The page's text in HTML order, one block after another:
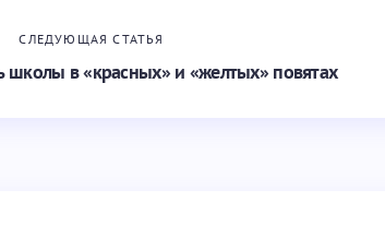
СЛЕДУЮЩАЯ СТАТЬЯ
школы в «красных» и «желтых» повятах